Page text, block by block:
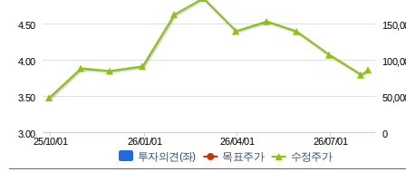
투자의견(좌) 목표주가 수정주가
26/01/01 26/07/01
25/10/01 26/04/01
0
3.00
3.50
4.00
4.50